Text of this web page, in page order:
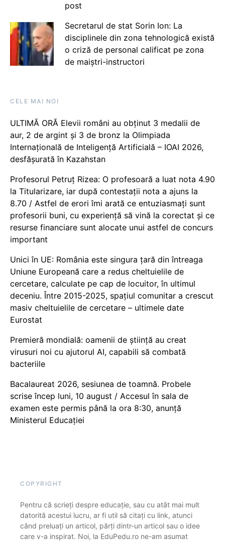
post
Secretarul de stat Sorin Ion: La
disciplinele din zona tehnologică există
o criză de personal calificat pe zona
de maiștri-instructori
CELE MAI NOI
ULTIMĂ ORĂ Elevii români au obținut 3 medalii de
aur, 2 de argint și 3 de bronz la Olimpiada
Internațională de Inteligență Artificială – IOAI 2026,
desfășurată în Kazahstan
Profesorul Petruț Rizea: O profesoară a luat nota 4.90
la Titularizare, iar după contestații nota a ajuns la
8.70 / Astfel de erori îmi arată ce entuziasmați sunt
profesorii buni, cu experiență să vină la corectat și ce
resurse financiare sunt alocate unui astfel de concurs
important
Unici în UE: România este singura țară din întreaga
Uniune Europeană care a redus cheltuielile de
cercetare, calculate pe cap de locuitor, în ultimul
deceniu. Între 2015-2025, spațiul comunitar a crescut
masiv cheltuielile de cercetare – ultimele date
Eurostat
Premieră mondială: oamenii de știință au creat
virusuri noi cu ajutorul AI, capabili să combată
bacteriile
Bacalaureat 2026, sesiunea de toamnă. Probele
scrise încep luni, 10 august / Accesul în sala de
examen este permis până la ora 8:30, anunță
Ministerul Educației
COPYRIGHT
Pentru că scrieți despre educație, sau cu atât mai mult
datorită acestui lucru, ar fi util să citați cu link, atunci
când preluați un articol, părți dintr-un articol sau o idee
care v-a inspirat. Noi, la EduPedu.ro ne-am asumat